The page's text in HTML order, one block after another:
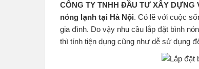
CÔNG TY TNHH ĐẦU TƯ XÂY DỰNG
nóng lạnh tại Hà Nội. Có lẽ với cuộc
gia đình. Do vậy nhu cầu lắp đặt bình
thì tính tiện dụng cũng như dễ sử dụng